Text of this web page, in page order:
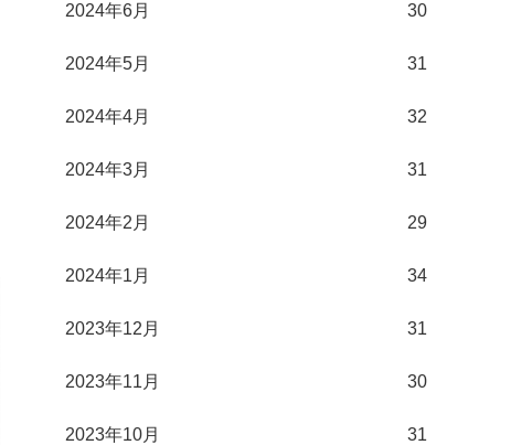
2024年6月 30
2024年5月 31
2024年4月 32
2024年3月 31
2024年2月 29
2024年1月 34
2023年12月 31
2023年11月 30
2023年10月 31